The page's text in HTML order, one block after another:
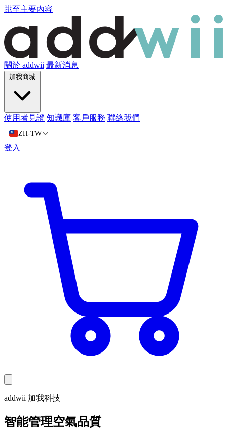
跳至主要內容
關於 addwii 最新消息
加我商城
使用者見證 知識庫 客戶服務 聯絡我們
ZH-TW
登入
addwii 加我科技
智能管理空氣品質